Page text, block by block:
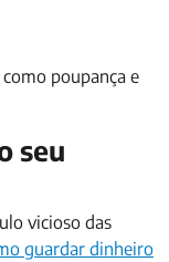
poupança e
seu
vicioso das
guardar dinheiro